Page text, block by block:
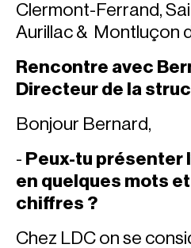
Clermont-Ferrand,
Aurillac & Montluçon
Rencontre avec
Directeur de la
Bonjour Bernard,
- Peux-tu présenter
en quelques mots
chiffres ?
Chez LDC on se